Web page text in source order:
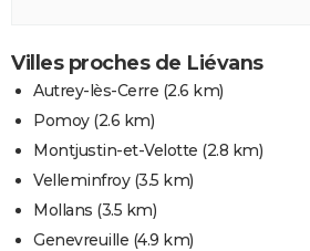
Villes proches de Liévans
Autrey-lès-Cerre (2.6 km)
Pomoy(2.6 km)
Montjustin-et-Velotte (2.8 km)
Velleminfroy(3.5 km)
Mollans (3.5 km)
Genevreuille (4.9 km)